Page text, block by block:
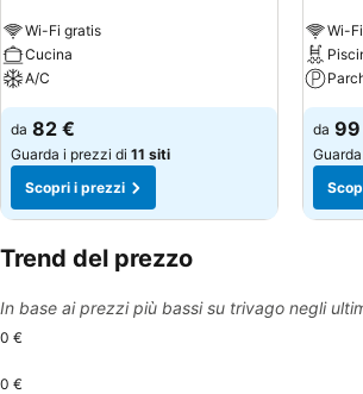
Wi-Fi gratis
Cucina
A/C
da 82 €
Guarda i prezzi di 11 siti
Scopri i prezzi
Wi-
da 99
Trend del prezzo
In base ai prezzi più bassi su trivago negli
0 €
0 €